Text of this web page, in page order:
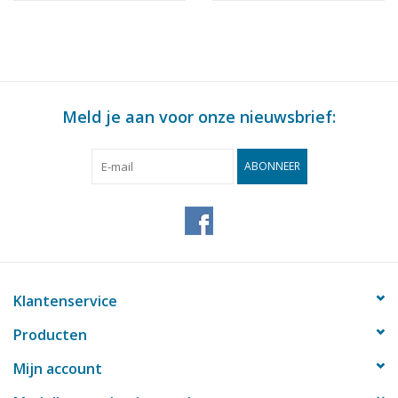
Meld je aan voor onze nieuwsbrief:
ABONNEER
Klantenservice
Producten
Mijn account